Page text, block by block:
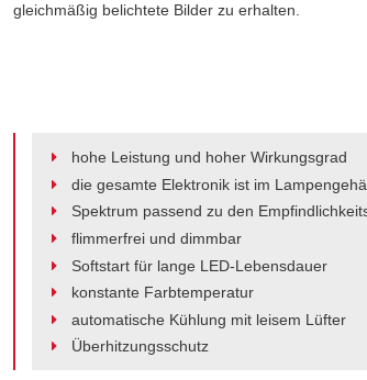
gleichmäßig belichtete Bilder zu erhalten.
hohe Leistung und hoher Wirkungsgrad
die gesamte Elektronik ist im
Spektrum passend zu den
flimmerfrei und dimmbar
Softstart für lange LED-Lebensdauer
konstante Farbtemperatur
automatische Kühlung mit leisem Lüfter
Überhitzungsschutz